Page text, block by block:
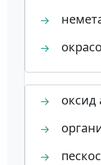
→
→
→
→
→